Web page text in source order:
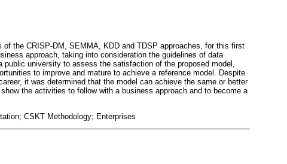
the CRISP-DM, SEMMA, KDD and TDSP approaches, for this first
approach, taking into consideration the guidelines of data
university to assess the satisfaction of the proposed model,
to improve and mature to achieve a reference model. Despite
it was determined that the model can achieve the same or better
the activities to follow with a business approach and to become a
CSKT Methodology; Enterprises